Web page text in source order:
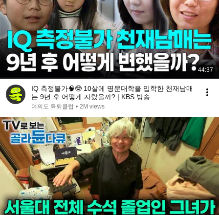
44:37
IQ 측정불가🧠🤓 10살에 명문대학을 입학한 천재남매
는 9년 후 어떻게 자랐을까? | KBS 방송
여의도 육퇴클럽 • 2M views